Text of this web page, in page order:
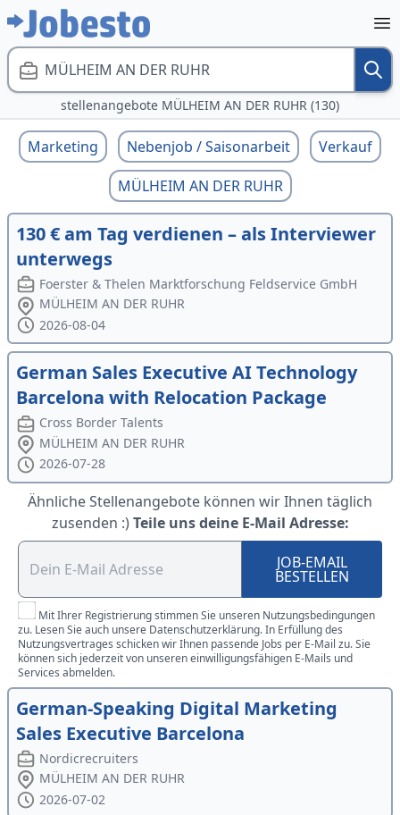
MÜLHEIM AN DER RUHR
stellenangebote MÜLHEIM AN DER RUHR (130)
Marketing Nebenjob / Saisonarbeit
Verkauf
MÜLHEIM AN DER RUHR
130 € am Tag verdienen – als Interviewer
unterwegs
Foerster & Thelen Marktforschung Feldservice GmbH
MÜLHEIM AN DER RUHR
2026-08-04
German Sales Executive AI Technology
Barcelona with Relocation Package
Cross Border Talents
MÜLHEIM AN DER RUHR
2026-07-28
Ähnliche Stellenangebote können wir Ihnen täglich
zusenden :) Teile uns deine E-Mail Adresse:
JOB-EMAIL
BESTELLEN
Mit Ihrer Registrierung stimmen Sie unseren Nutzungsbedingungen
zu. Lesen Sie auch unsere Datenschutzerklärung. In Erfüllung des
Nutzungsvertrages schicken wir Ihnen passende Jobs per E-Mail zu. Sie
können sich jederzeit von unseren einwilligungsfähigen E-Mails und
Services abmelden.
German-Speaking Digital Marketing
Sales Executive Barcelona
Nordicrecruiters
MÜLHEIM AN DER RUHR
2026-07-02